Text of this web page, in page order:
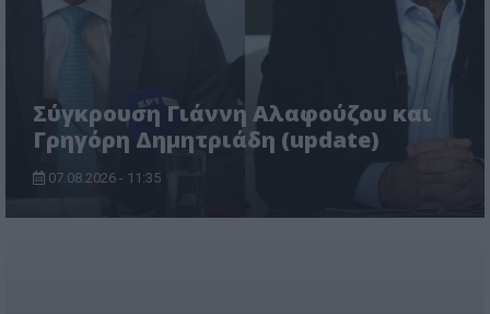
Σύγκρουση Γιάννη Αλαφούζου και
Γρηγόρη Δημητριάδη (update)
07.08.2026 - 11:35